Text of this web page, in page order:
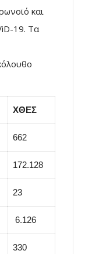
και
19. Τα
ΧΘΕΣ
662
172.128
23
6.126
330